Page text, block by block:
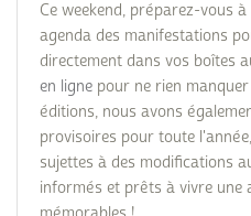
Ce weekend, préparez-vous
agenda des manifestations
directement dans vos boîtes
en ligne pour ne rien
éditions, nous avons
provisoires pour toute
sujettes à des modifications
informés et prêts à vivre une